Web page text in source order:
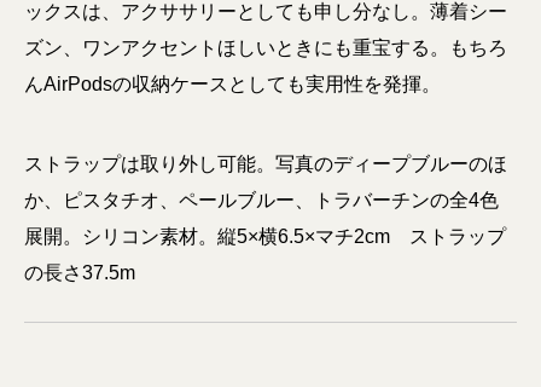
ックスは、アクササリーとしても申し分なし。薄着シー
ズン、ワンアクセントほしいときにも重宝する。もちろ
んAirPodsの収納ケースとしても実用性を発揮。
ストラップは取り外し可能。写真のディープブルーのほ
か、ピスタチオ、ペールブルー、トラバーチンの全4色
展開。シリコン素材。縦5×横6.5×マチ2cm ストラップ
の長さ37.5m